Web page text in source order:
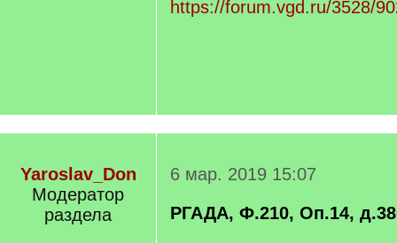
https://forum.vgd.ru/3528/
Yaroslav_Don
Модератор
раздела
6 мар. 2019 15:07
РГАДА, Ф.210, Оп.14,